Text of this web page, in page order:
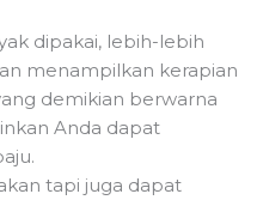
dipakai, lebih-lebih
menampilkan kerapian
demikian berwarna
Anda dapat
tapi juga dapat